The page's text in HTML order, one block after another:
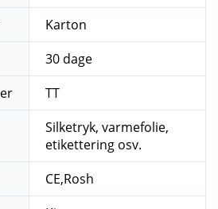
Karton
30 dage
TT
Silketryk, varmefolie,
etikettering osv.
CE,Rosh